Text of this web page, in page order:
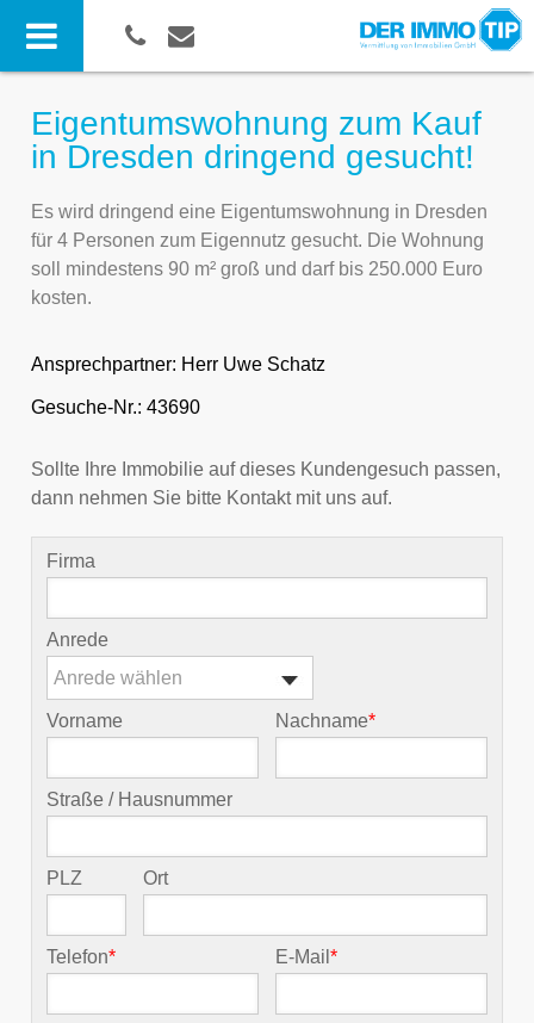
Eigentumswohnung zum Kauf
in Dresden dringend gesucht!
Es wird dringend eine Eigentumswohnung in Dresden
für 4 Personen zum Eigennutz gesucht. Die Wohnung
soll mindestens 90 m² groß und darf bis 250.000 Euro
kosten.
Ansprechpartner: Herr Uwe Schatz
Gesuche-Nr.: 43690
Sollte Ihre Immobilie auf dieses Kundengesuch passen,
dann nehmen Sie bitte Kontakt mit uns auf.
Firma
Anrede
Anrede wählen
Vorname Nachname*
Straße / Hausnummer
PLZ Ort
Telefon* E-Mail*